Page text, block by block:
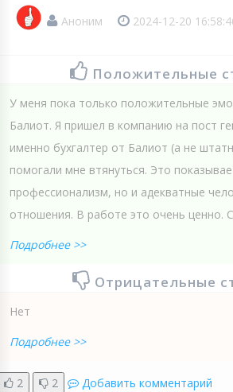
Аноним 2024-12-20
Положительные
У меня пока только положительные
Балиот. Я пришел в компанию на пост
именно бухгалтер от Балиот (а не
помогали мне втянуться. Это
профессионализм, но и адекватные
отношения. В работе это очень ценно.
Подробнее >>
Отрицательные
Нет
Подробнее >>
2 2 Добавить комментарий